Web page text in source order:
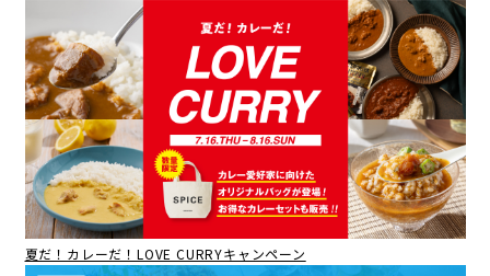
夏だ！カレーだ！LOVE CURRYキャンペーン